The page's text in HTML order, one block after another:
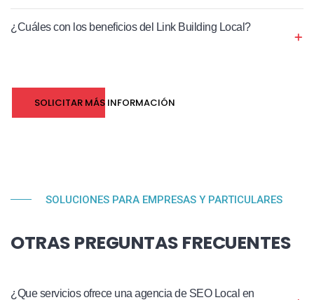
¿Cuáles con los beneficios del Link Building Local?
SOLICITAR MÁS INFORMACIÓN
SOLUCIONES PARA EMPRESAS Y PARTICULARES
OTRAS PREGUNTAS FRECUENTES
¿Que servicios ofrece una agencia de SEO Local en